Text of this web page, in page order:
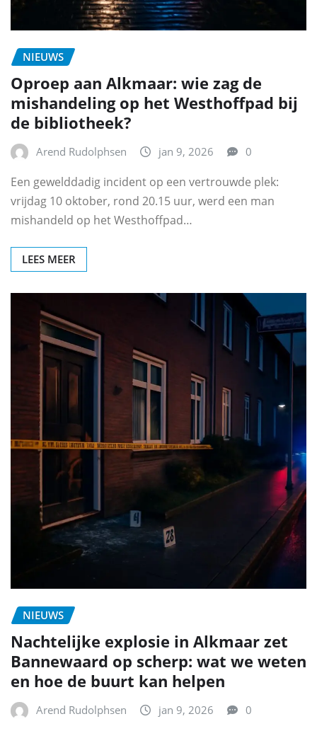
NIEUWS
Oproep aan Alkmaar: wie zag de
mishandeling op het Westhoffpad bij
de bibliotheek?
Arend Rudolphsen jan 9, 2026 0
Een gewelddadig incident op een vertrouwde plek:
vrijdag 10 oktober, rond 20.15 uur, werd een man
mishandeld op het Westhoffpad…
LEES MEER
NIEUWS
Nachtelijke explosie in Alkmaar zet
Bannewaard op scherp: wat we weten
en hoe de buurt kan helpen
Arend Rudolphsen jan 9, 2026 0